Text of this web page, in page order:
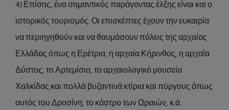
4) Επίσης, ένα σημαντικός παράγοντας έλξης είναι και ο
ιστορικός τουρισμός. Οι επισκέπτες έχουν την ευκαιρία
να περιηγηθούν και να θαυμάσουν πόλεις της αρχαίας
Ελλάδας όπως η Ερέτρια, η αρχαία Κήρινθος, η αρχαία
Δύστος, το Αρτεμίσιο, το αρχαιολογικό μουσείο
Χαλκίδας και πολλά βυζαντινά κτίρια και πύργους όπως
αυτός του Δροσίνη, το κάστρο των Ωραιών, κ.ά.